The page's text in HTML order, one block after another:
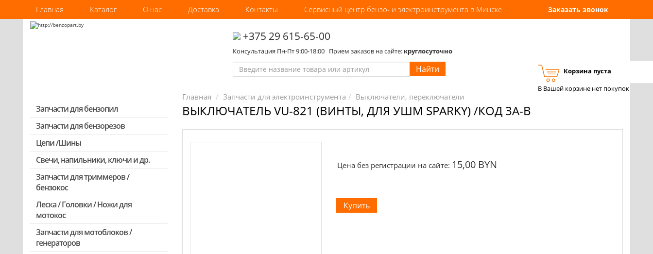
Заказать звонок
Главная Каталог О нас Доставка Контакты Сервисный центр бензо- и электроинструмента в Минске
‎+375 29 615-65-00
Консультация Пн-Пт 9:00-18:00 Прием заказов на сайте: круглосуточно
Корзина пуста
В Вашей корзине нет покупок
Найти
Запчасти для бензопил
Запчасти для бензопил Stihl
Запчасти для бензопил Husqvarna,
Запчасти для Китайских бензопил
Запчасти для бензопил Oleo-mac,
Echo и др.
Запчасти для бензорезов
Цепи /Шины
Свечи, напильники, ключи и др.
Запчасти для триммеров /
бензокос
Запчасти для Китайских триммеров
Запчасти для мотокос Stihl
/Husqvarna /Oleo-mac /Echo и др.
Леска / Головки / Ножи для
мотокос
Запчасти для мотоблоков /
генераторов
Главная Запчасти для электроинструмента Выключатели, переключатели
ВЫКЛЮЧАТЕЛЬ VU-821 (ВИНТЫ, ДЛЯ УШМ SPARKY) /КОД 3A-B
Цена без регистрации на сайте: 15,00 BYN